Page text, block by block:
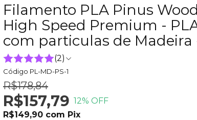
Filamento PLA Pinus Wood
High Speed Premium -
com particulas de Madeira
(2)
Código PL-MD-PS-1
R$178,84
R$157,79 12% OFF
R$149,90 com Pix